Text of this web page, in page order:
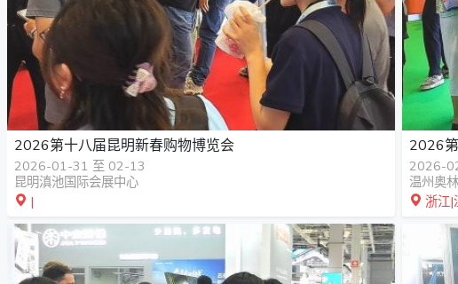
2026第十八届昆明新春购物博览会
2026-01-31 至 02-13
昆明滇池国际会展中心
|
2026
2026-
温州奥
浙江|